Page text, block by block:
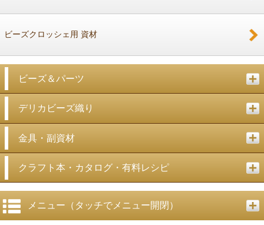
ビーズクロッシェ用 資材
ビーズ＆パーツ
デリカビーズ織り
金具・副資材
クラフト本・カタログ・有料レシピ
メニュー（タッチでメニュー開閉）